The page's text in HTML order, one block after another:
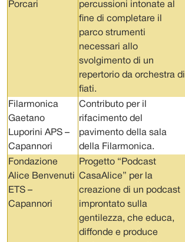
Porcari
percussioni intonate al
fine di completare il
parco strumenti
necessari allo
svolgimento di un
repertorio da orchestra di
fiati.
Filarmonica
Gaetano
Luporini APS –
Capannori
Contributo per il
rifacimento del
pavimento della sala
della Filarmonica.
Fondazione
Alice Benvenuti
ETS –
Capannori
Progetto “Podcast
CasaAlice” per la
creazione di un podcast
improntato sulla
gentilezza, che educa,
diffonde e produce